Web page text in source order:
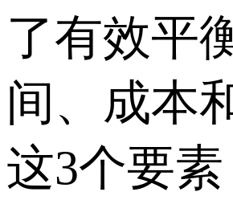
了有效平
间、成本
这3个要